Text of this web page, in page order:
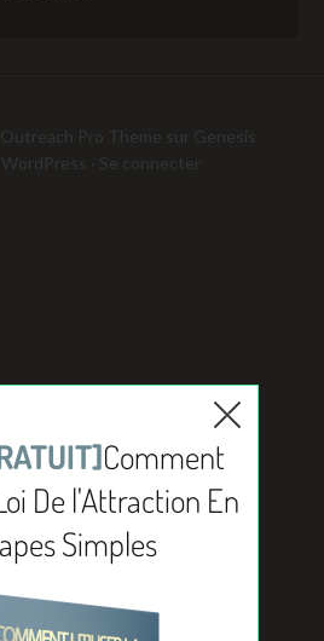
Outreach Pro Theme sur Genesis
WordPress Se connecter